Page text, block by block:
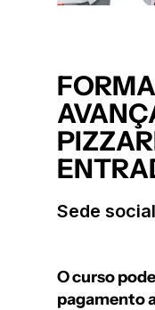
Sede
O curso
pagamento